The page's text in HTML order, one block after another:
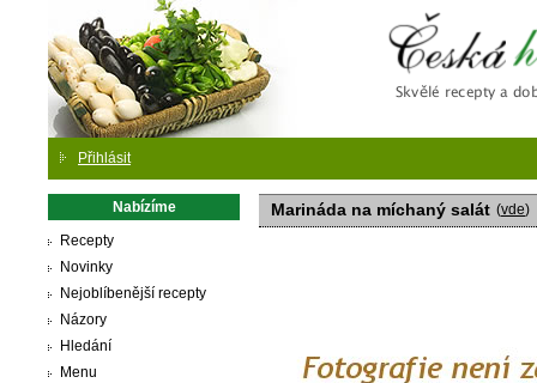
Přihlásit
Nabízíme
Recepty
Novinky
Nejoblíbenější recepty
Názory
Hledání
Menu
Marináda na míchaný salát (vde)